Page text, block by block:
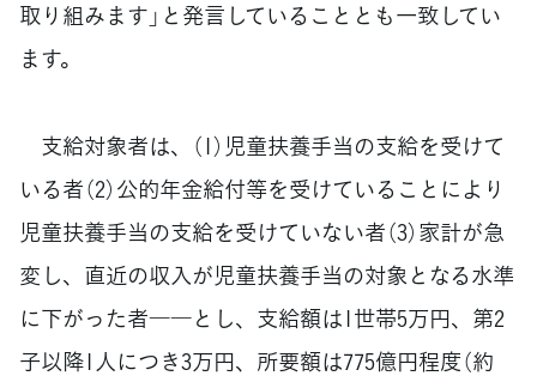
取り組みます」と発言していることとも一致してい
ます。
支給対象者は、（1）児童扶養手当の支給を受けて
いる者（2）公的年金給付等を受けていることにより
児童扶養手当の支給を受けていない者（3）家計が急
変し、直近の収入が児童扶養手当の対象となる水準
に下がった者――とし、支給額は1世帯5万円、第2
子以降1人につき3万円、所要額は775億円程度（約